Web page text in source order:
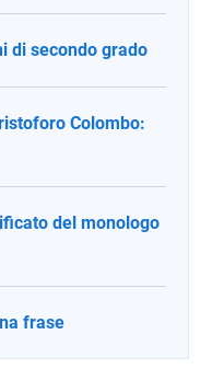
di secondo grado
Colombo:
del monologo
frase